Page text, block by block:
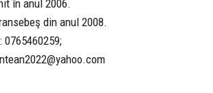
în anul 2006.
din anul 2008.
0765460259;